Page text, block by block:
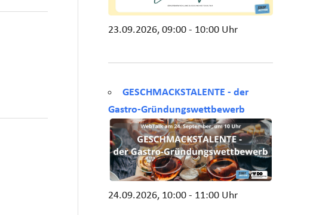
23.09.2026, 09:00 - 10:00 Uhr
GESCHMACKSTALENTE - der
Gastro-Gründungswettbewerb
24.09.2026, 10:00 - 11:00 Uhr